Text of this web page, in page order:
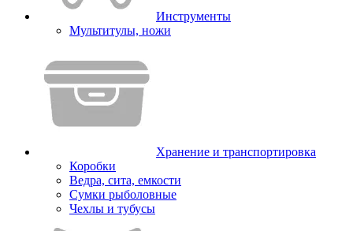
Инструменты
Мультитулы, ножи
Хранение и транспортировка
Коробки
Ведра, сита, емкости
Сумки рыболовные
Чехлы и тубусы